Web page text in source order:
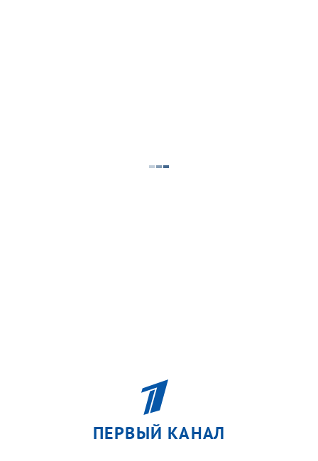
ПЕРВЫЙ КАНАЛ